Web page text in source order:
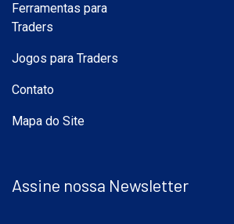
Ferramentas para
Traders
Jogos para Traders
Contato
Mapa do Site
Assine nossa Newsletter